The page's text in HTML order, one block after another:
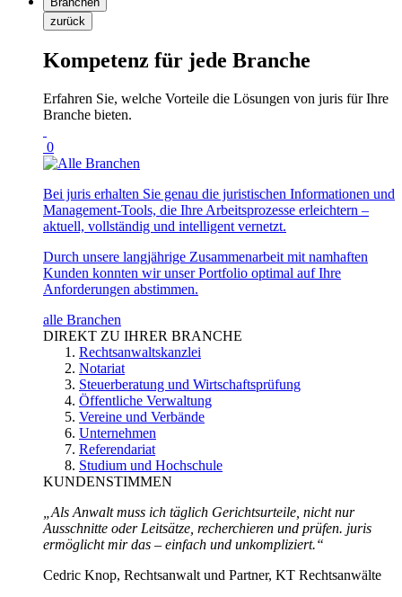
zurück
Kompetenz für jede Branche
Erfahren Sie, welche Vorteile die Lösungen von juris für Ihre
Branche bieten.
0
Bei juris erhalten Sie genau die juristischen Informationen und
Management-Tools, die Ihre Arbeitsprozesse erleichtern –
aktuell, vollständig und intelligent vernetzt.
Durch unsere langjährige Zusammenarbeit mit namhaften
Kunden konnten wir unser Portfolio optimal auf Ihre
Anforderungen abstimmen.
alle Branchen
DIREKT ZU IHRER BRANCHE
Rechtsanwaltskanzlei
Notariat
Steuerberatung und Wirtschaftsprüfung
Öffentliche Verwaltung
Vereine und Verbände
Unternehmen
Referendariat
Studium und Hochschule
KUNDENSTIMMEN
„Als Anwalt muss ich täglich Gerichtsurteile, nicht nur
Ausschnitte oder Leitsätze, recherchieren und prüfen. juris
ermöglicht mir das – einfach und unkompliziert.“
Cedric Knop, Rechtsanwalt und Partner, KT Rechtsanwälte